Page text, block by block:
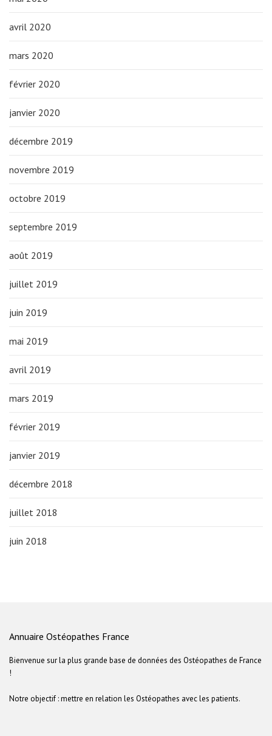
avril 2020
mars 2020
février 2020
janvier 2020
décembre 2019
novembre 2019
octobre 2019
septembre 2019
août 2019
juillet 2019
juin 2019
mai 2019
avril 2019
mars 2019
février 2019
janvier 2019
décembre 2018
juillet 2018
juin 2018
Annuaire Ostéopathes France
Bienvenue sur la plus grande base de données des Ostéopathes de France
!
Notre objectif : mettre en relation les Ostéopathes avec les patients.